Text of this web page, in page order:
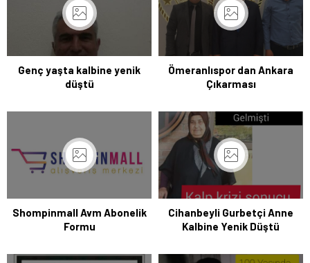
Genç yaşta kalbine yenik
düştü
Ömeranlıspor dan Ankara
Çıkarması
Shompinmall Avm Abonelik
Formu
Cihanbeyli Gurbetçi Anne
Kalbine Yenik Düştü